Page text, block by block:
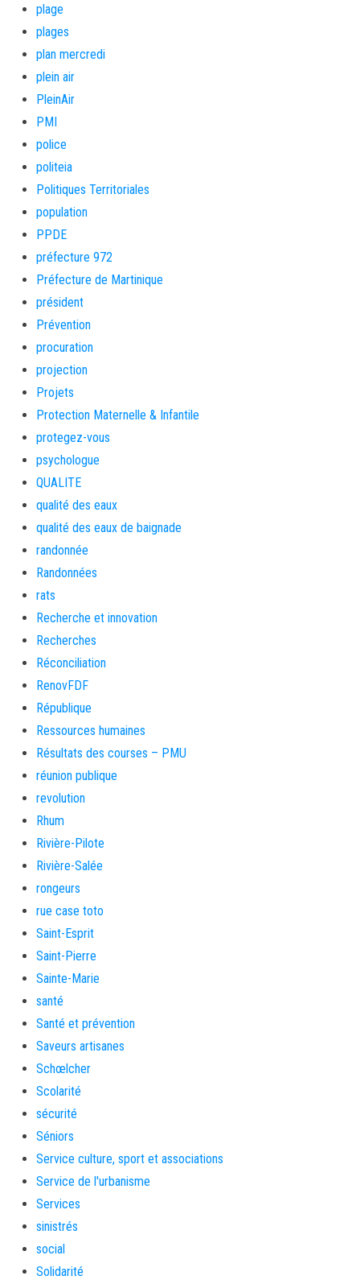
plage
plages
plan mercredi
plein air
PleinAir
PMI
police
politeia
Politiques Territoriales
population
PPDE
préfecture 972
Préfecture de Martinique
président
Prévention
procuration
projection
Projets
Protection Maternelle & Infantile
protegez-vous
psychologue
QUALITE
qualité des eaux
qualité des eaux de baignade
randonnée
Randonnées
rats
Recherche et innovation
Recherches
Réconciliation
RenovFDF
République
Ressources humaines
Résultats des courses – PMU
réunion publique
revolution
Rhum
Rivière-Pilote
Rivière-Salée
rongeurs
rue case toto
Saint-Esprit
Saint-Pierre
Sainte-Marie
santé
Santé et prévention
Saveurs artisanes
Schœlcher
Scolarité
sécurité
Séniors
Service culture, sport et associations
Service de l'urbanisme
Services
sinistrés
social
Solidarité